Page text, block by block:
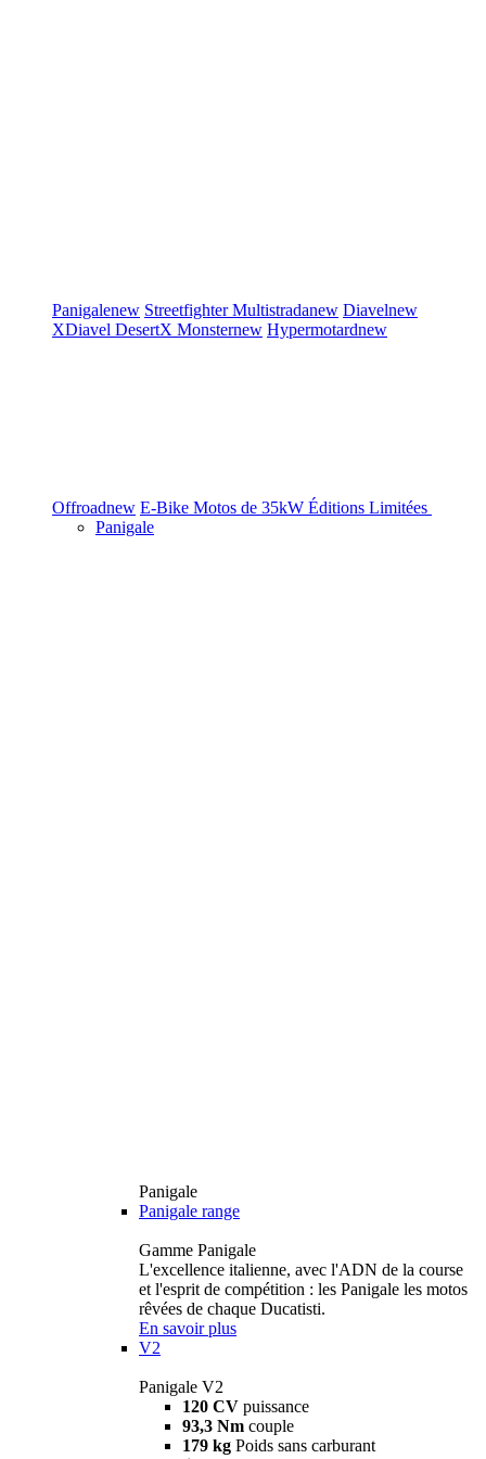
Panigalenew StreetfighterMultistradanew Diavelnew
XDiavel DesertX Monsternew Hypermotardnew
Offroadnew E-Bike Motos de 35kW Éditions Limitées
Panigale
Panigale
Panigale range
Gamme Panigale
L'excellence italienne, avec l'ADN de la course
et l'esprit de compétition : les Panigale les motos
rêvées de chaque Ducatisti.
En savoir plus
V2
Panigale V2
120 CV puissance
93,3 Nm couple
179 kg Poids sans carburant